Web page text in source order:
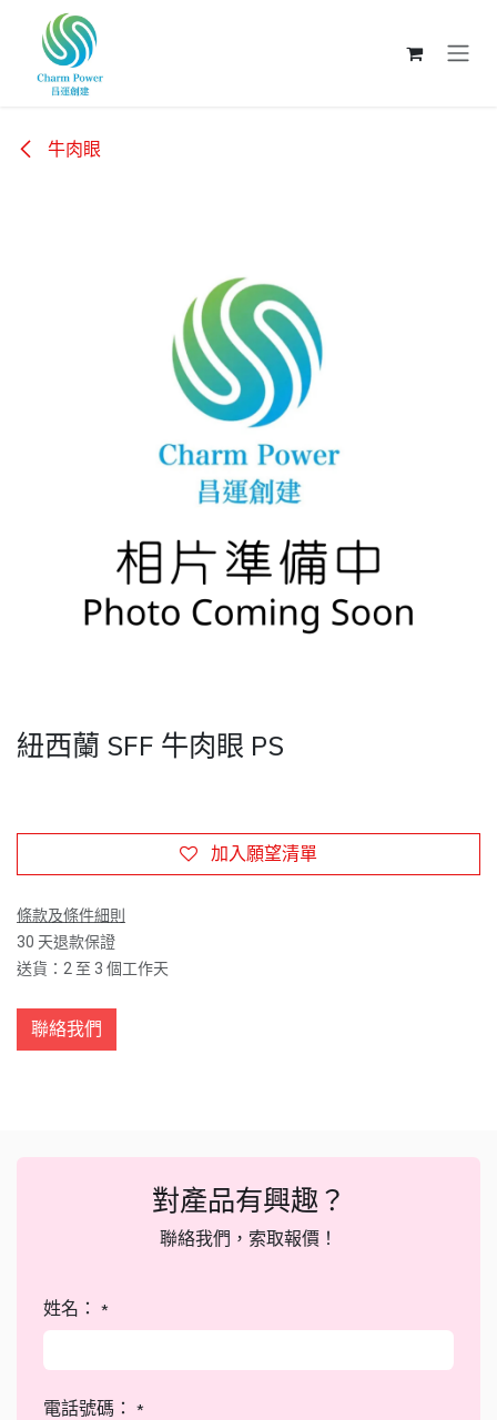
跳至內容
牛肉眼
紐西蘭 SFF 牛肉眼 PS
加入願望清單
條款及條件細則
30 天退款保證
送貨：2 至 3 個工作天
聯絡我們
對產品有興趣？
聯絡我們，索取報價！
姓名： *
電話號碼： *